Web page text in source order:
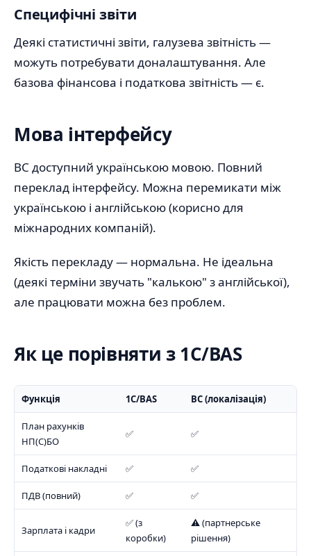
Специфічні звіти
Деякі статистичні звіти, галузева звітність —
можуть потребувати доналаштування. Але
базова фінансова і податкова звітність — є.
Мова інтерфейсу
BC доступний українською мовою. Повний
переклад інтерфейсу. Можна перемикати між
українською і англійською (корисно для
міжнародних компаній).
Якість перекладу — нормальна. Не ідеальна
(деякі терміни звучать "калькою" з англійської),
але працювати можна без проблем.
Як це порівняти з 1С/BAS
Функція 1С/BAS BC (локалізація)
План рахунків
НП(С)БО
✅ ✅
Податкові накладні ✅ ✅
ПДВ (повний) ✅ ✅
Зарплата і кадри
✅ (з
коробки)
⚠️ (партнерське
рішення)